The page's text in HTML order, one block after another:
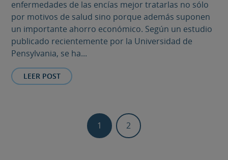
enfermedades de las encías mejor tratarlas no sólo
por motivos de salud sino porque además suponen
un importante ahorro económico. Según un estudio
publicado recientemente por la Universidad de
Pensylvania, se ha...
LEER POST
1 2